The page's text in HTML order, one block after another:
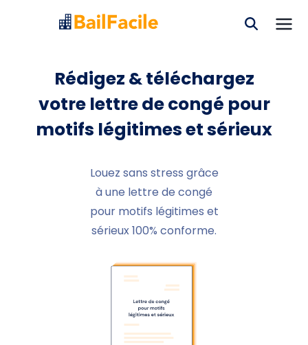
Rédigez & téléchargez
votre lettre de congé pour
motifs légitimes et sérieux
Louez sans stress grâce
à une lettre de congé
pour motifs légitimes et
sérieux 100% conforme.